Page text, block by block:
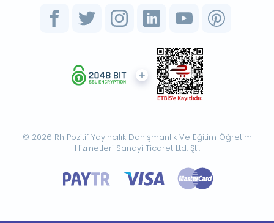
© 2026 Rh Pozitif Yayıncılık Danışmanlık Ve Eğitim Öğretim
Hizmetleri Sanayi Ticaret Ltd. Şti.